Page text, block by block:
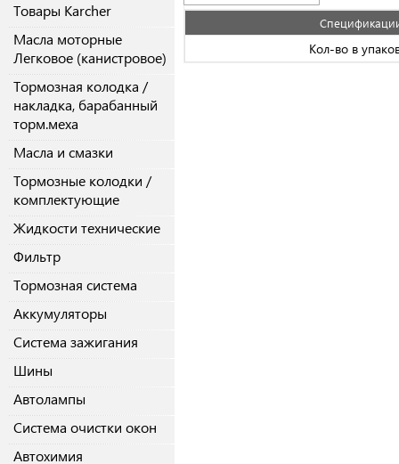
Товары Karcher
Масла моторные
Легковое (канистровое)
Тормозная колодка /
накладка, барабанный
торм.меха
Масла и смазки
Тормозные колодки /
комплектующие
Жидкости технические
Фильтр
Тормозная система
Аккумуляторы
Система зажигания
Шины
Автолампы
Система очистки окон
Автохимия
Кол-во в